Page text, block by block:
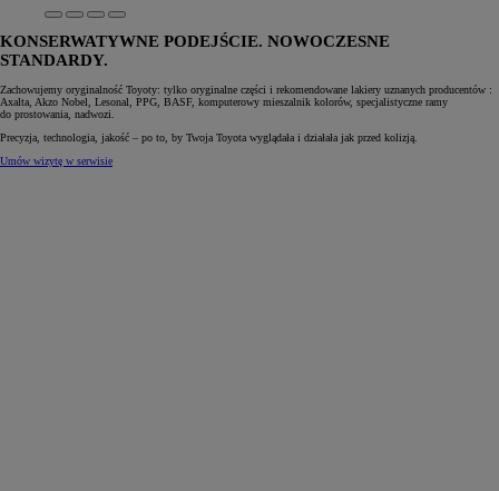
KONSERWATYWNE PODEJŚCIE. NOWOCZESNE
STANDARDY.
Zachowujemy oryginalność Toyoty: tylko oryginalne części i rekomendowane lakiery uznanych producentów :
Axalta, Akzo Nobel, Lesonal, PPG, BASF, komputerowy mieszalnik kolorów, specjalistyczne ramy
do prostowania, nadwozi.
Precyzja, technologia, jakość – po to, by Twoja Toyota wyglądała i działała jak przed kolizją.
Umów wizytę w serwisie